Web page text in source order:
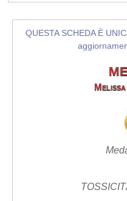
QUESTA SCHEDA È